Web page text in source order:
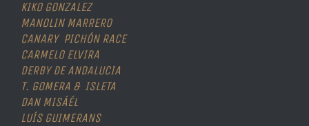
KIKO GONZALEZ
MANOLIN MARRERO
CANARY PICHÓN RACE
CARMELO ELVIRA
DERBY DE ANDALUCIA
T. GOMERA & ISLETA
DAN MISÁÉL
LUÍS GUIMERANS